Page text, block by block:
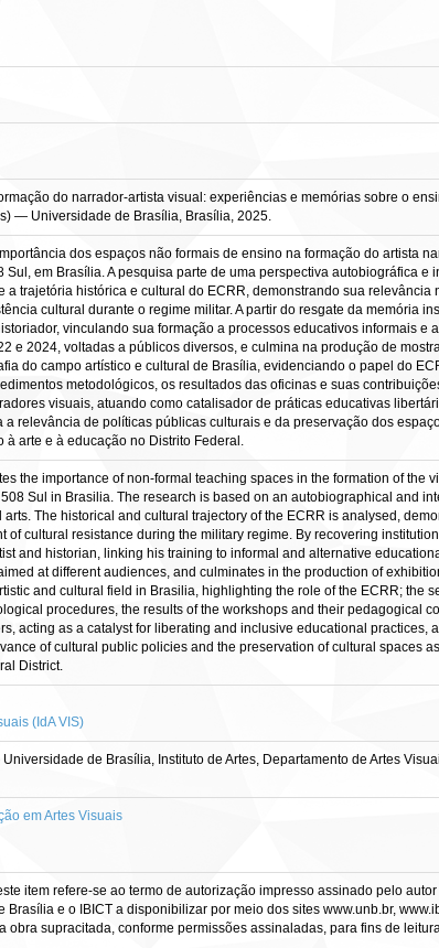
do narrador-artista visual: experiências e memórias sobre o
— Universidade de Brasília, Brasília, 2025.
dos espaços não formais de ensino na formação do artista
Sul, em Brasília. A pesquisa parte de uma perspectiva autobiográfica
a trajetória histórica e cultural do ECRR, demonstrando sua
cultural durante o regime militar. A partir do resgate da memória
vinculando sua formação a processos educativos informais
e 2024, voltadas a públicos diversos, e culmina na produção de
do campo artístico e cultural de Brasília, evidenciando o papel do
metodológicos, os resultados das oficinas e suas
visuais, atuando como catalisador de práticas educativas
a relevância de políticas públicas culturais e da preservação dos
à arte e à educação no Distrito Federal.
the importance of non-formal teaching spaces in the formation of
Sul in Brasilia. The research is based on an autobiographical and
The historical and cultural trajectory of the ECRR is analysed,
of cultural resistance during the military regime. By recovering
and historian, linking his training to informal and alternative
at different audiences, and culminates in the production of
and cultural field in Brasilia, highlighting the role of the ECRR; the
procedures, the results of the workshops and their pedagogical
acting as a catalyst for liberating and inclusive educational
of cultural public policies and the preservation of cultural spaces
District.
(IdA VIS)
de Brasília, Instituto de Artes, Departamento de Artes
em Artes Visuais
item refere-se ao termo de autorização impresso assinado pelo
Brasília e o IBICT a disponibilizar por meio dos sites www.unb.br,
obra supracitada, conforme permissões assinaladas, para fins de